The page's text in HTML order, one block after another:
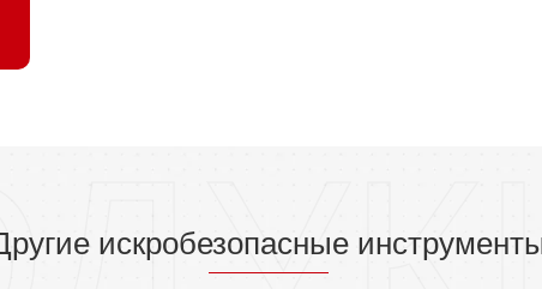
искробезопасные